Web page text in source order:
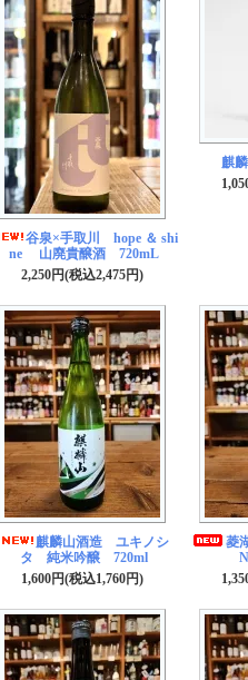
谷泉×手取川 hope ＆ shi
ne 山廃貴醸酒 720mL
2,250円(税込2,475円)
麒
麒麟山酒造 ユキノシ
タ 純米吟醸 720ml
1,600円(税込1,760円)
菱